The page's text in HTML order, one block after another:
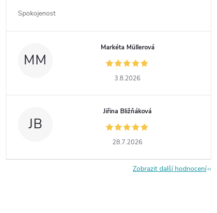
Spokojenost
MM
Markéta Müllerová
3.8.2026
JB
Jiřina Bližňáková
28.7.2026
Zobrazit další hodnocení